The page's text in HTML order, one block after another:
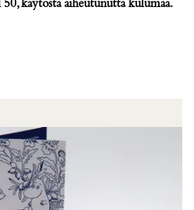
käytöstä aiheutunutta kulumaa.